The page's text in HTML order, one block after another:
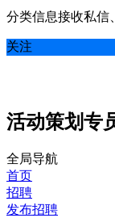
分类信息接收私信
关注
活动策划专
全局导航
首页
招聘
发布招聘